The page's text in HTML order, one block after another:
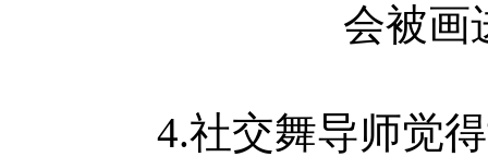
会被画
4.社交舞导师觉得